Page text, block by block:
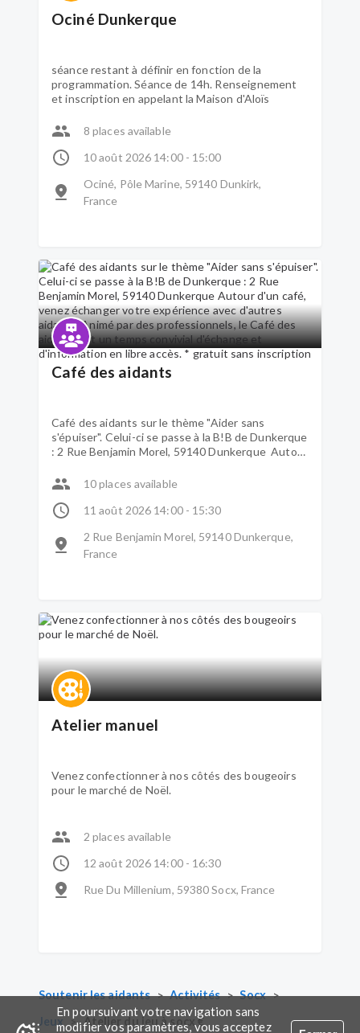
En poursuivant votre navigation sans
modifier vos paramètres, vous acceptez
Ociné Dunkerque
séance restant à définir en fonction de la
programmation. Séance de 14h. Renseignement
et inscription en appelant la Maison d'Aloïs
8 places available
10 août 2026 14:00 - 15:00
Ociné, Pôle Marine, 59140 Dunkirk,
France
Café des aidants
Café des aidants sur le thème "Aider sans
s'épuiser". Celui-ci se passe à la B!B de Dunkerque
: 2 Rue Benjamin Morel, 59140 Dunkerque Autour
d'autres aidants. Animé par des professionnels, le
d'échange et d'information en libre accès. *
10 places available
11 août 2026 14:00 - 15:30
2 Rue Benjamin Morel, 59140 Dunkerque,
France
Atelier manuel
Venez confectionner à nos côtés des bougeoirs
pour le marché de Noël.
2 places available
12 août 2026 14:00 - 16:30
Rue Du Millenium, 59380 Socx, France
Soutenir les aidants > Activités > Socx >
Jeux
> Atelier du jeu à socx €